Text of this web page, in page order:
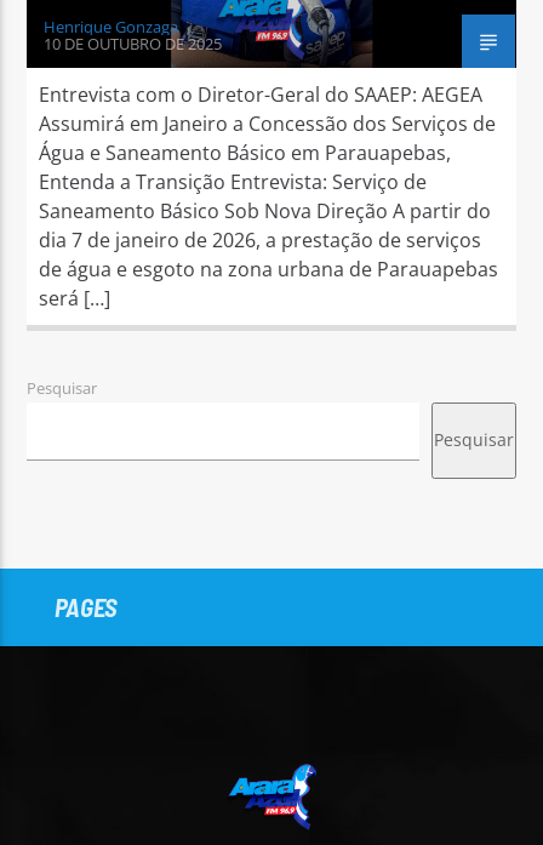
Henrique Gonzaga
10 DE OUTUBRO DE 2025
Entrevista com o Diretor-Geral do SAAEP: AEGEA
Assumirá em Janeiro a Concessão dos Serviços de
Água e Saneamento Básico em Parauapebas,
Entenda a Transição Entrevista: Serviço de
Saneamento Básico Sob Nova Direção A partir do
dia 7 de janeiro de 2026, a prestação de serviços
de água e esgoto na zona urbana de Parauapebas
será […]
Pesquisar
Pesquisar
PAGES